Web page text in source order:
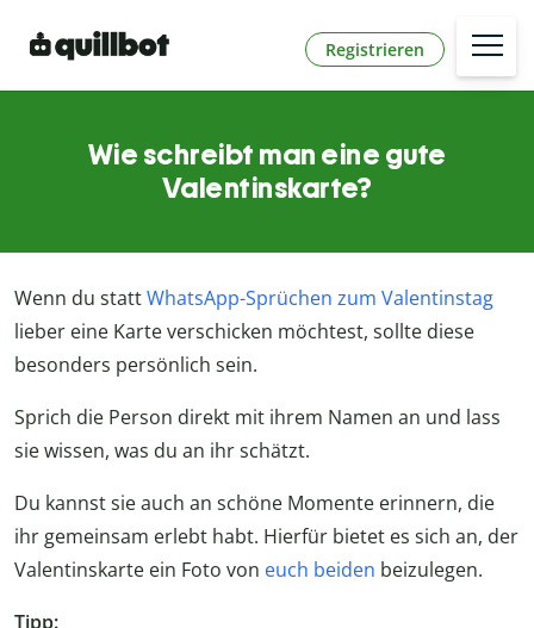
Registrieren
Wie schreibt man eine gute
Valentinskarte?
Wenn du stattWhatsApp-Sprüchen zum Valentinstag
lieber eine Karte verschicken möchtest, sollte diese
besonders persönlich sein.
Sprich die Person direkt mit ihrem Namen an und lass
sie wissen, was du an ihr schätzt.
Du kannst sie auch an schöne Momente erinnern, die
ihr gemeinsam erlebt habt. Hierfür bietet es sich an, der
Valentinskarte ein Foto von euch beiden beizulegen.
Tipp: